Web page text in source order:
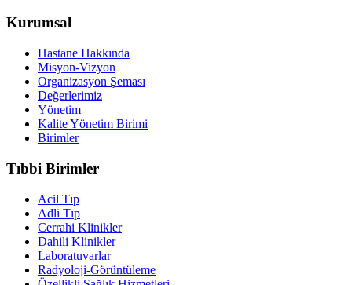
Kurumsal
Hastane Hakkında
Misyon-Vizyon
Organizasyon Şeması
Değerlerimiz
Yönetim
Kalite Yönetim Birimi
Birimler
Tıbbi Birimler
Acil Tıp
Adli Tıp
Cerrahi Klinikler
Dahili Klinikler
Laboratuvarlar
Radyoloji-Görüntüleme